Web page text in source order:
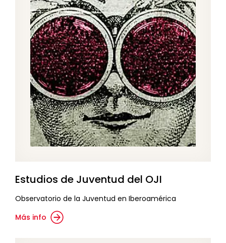
Estudios de Juventud del OJI
Observatorio de la Juventud en Iberoamérica
Más info